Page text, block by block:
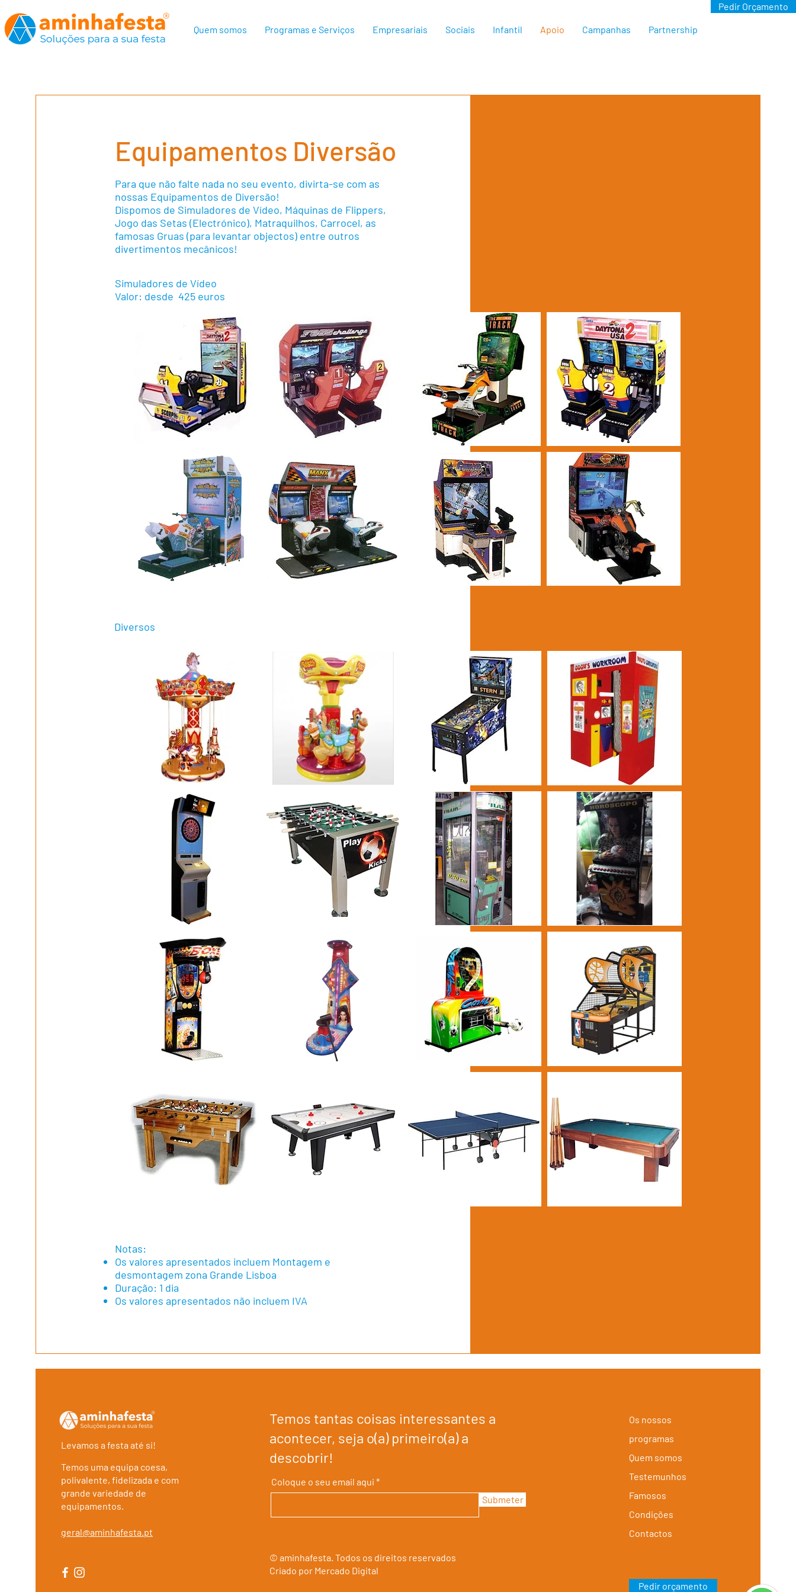
Quem somos Programas e Serviços Empresariais Sociais Infantil Apoio Campanhas Partnership
Pedir Orçamento
Equipamentos Diversão
Para que não falte nada no seu evento, divirta-se com as
nossas Equipamentos de Diversão!
Dispomos de Simuladores de Vídeo, Máquinas de Flippers,
Jogo das Setas (Electrónico), Matraquilhos, Carrocel, as
famosas Gruas (para levantar objectos) entre outros
divertimentos mecânicos!
Simuladores de Vídeo
Valor: desde 425 euros
Diversos
Notas:
Os valores apresentados incluem Montagem e
desmontagem zona Grande Lisboa
Duração: 1 dia
Os valores apresentados não incluem IVA
Levamos a festa até si!
Temos uma equipa coesa,
polivalente, fidelizada e com
grande variedade de
equipamentos.
geral@aminhafesta.pt
Temos tantas coisas interessantes a
acontecer, seja o(a) primeiro(a) a
descobrir!
Coloque o seu email aqui
Submeter
© aminhafesta. Todos os direitos reservados
Criado por Mercado Digital
Os nossos
programas
Quem somos
Testemunhos
Famosos
Condições
Contactos
Pedir orçamento